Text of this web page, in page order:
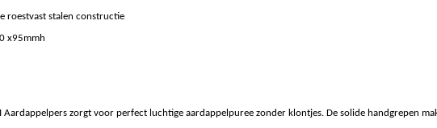
roestvast stalen constructie
x95mmh
Aardappelpers zorgt voor perfect luchtige aardappelpuree zonder klontjes. De solide handgrepen